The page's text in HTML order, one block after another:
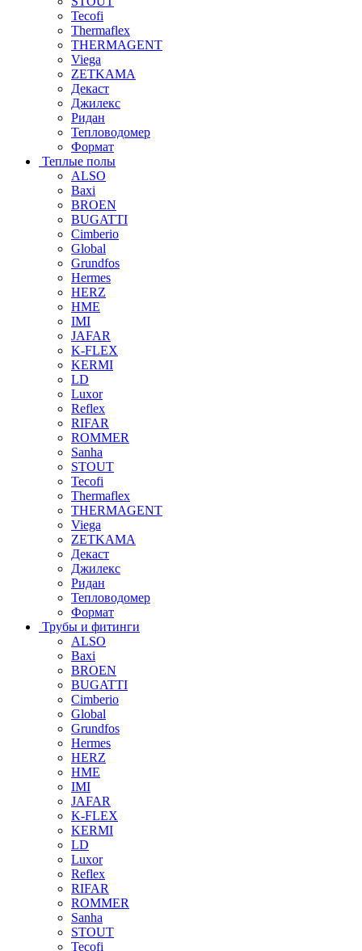
Tecofi
Thermaflex
THERMAGENT
Viega
ZETKAMA
Декаст
Джилекс
Ридан
Тепловодомер
Формат
Теплые полы
ALSO
Baxi
BROEN
BUGATTI
Cimberio
Global
Grundfos
Hermes
HERZ
HME
IMI
JAFAR
K-FLEX
KERMI
LD
Luxor
Reflex
RIFAR
ROMMER
Sanha
STOUT
Tecofi
Thermaflex
THERMAGENT
Viega
ZETKAMA
Декаст
Джилекс
Ридан
Тепловодомер
Формат
Трубы и фитинги
ALSO
Baxi
BROEN
BUGATTI
Cimberio
Global
Grundfos
Hermes
HERZ
HME
IMI
JAFAR
K-FLEX
KERMI
LD
Luxor
Reflex
RIFAR
ROMMER
Sanha
STOUT
Tecofi